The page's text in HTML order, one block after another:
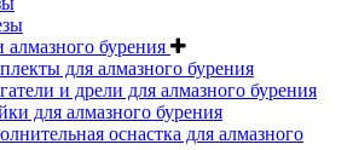
алмазного бурения
для алмазного бурения
и дрели для алмазного бурения
для алмазного бурения
оснастка для алмазного